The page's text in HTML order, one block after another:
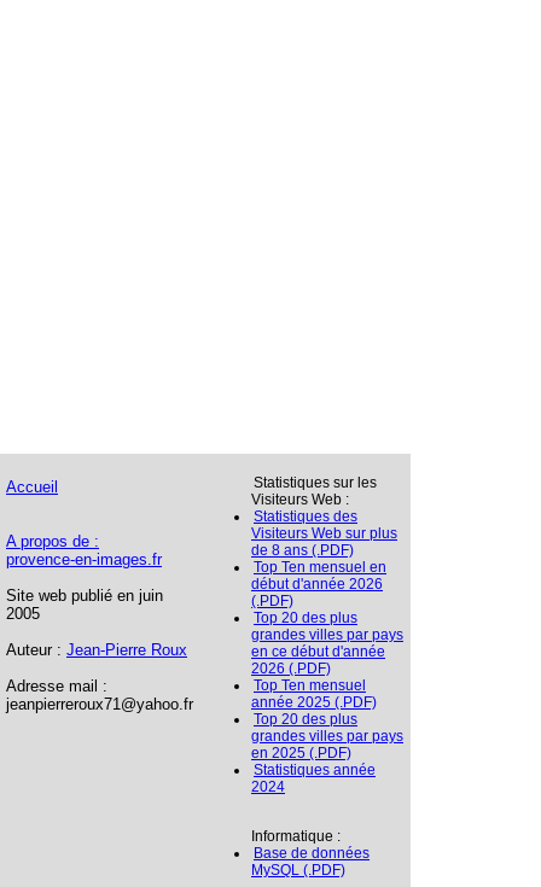
Accueil
A propos de :
provence-en-images.fr
Site web publié en juin
2005
Auteur : Jean-Pierre Roux
Adresse mail :
jeanpierreroux71@yahoo.fr
Statistiques sur les
Visiteurs Web :
Statistiques des
Visiteurs Web sur plus
de 8 ans (.PDF)
Top Ten mensuel en
début d'année 2026
(.PDF)
Top 20 des plus
grandes villes par pays
en ce début d'année
2026 (.PDF)
Top Ten mensuel
année 2025 (.PDF)
Top 20 des plus
grandes villes par pays
en 2025 (.PDF)
Statistiques année
2024
Informatique :
Base de données
MySQL (.PDF)